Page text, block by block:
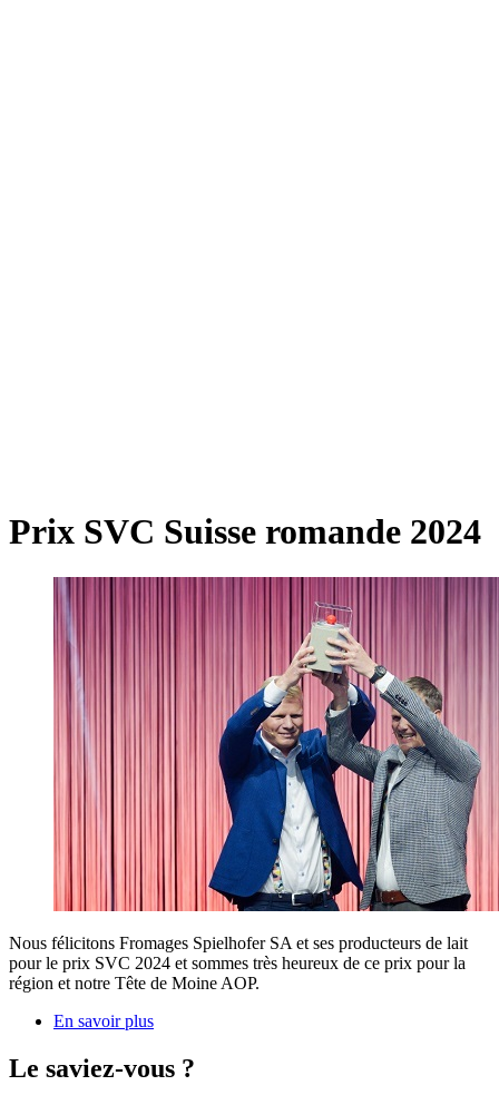
Prix SVC Suisse romande 2024
Nous félicitons Fromages Spielhofer SA et ses producteurs de lait
pour le prix SVC 2024 et sommes très heureux de ce prix pour la
région et notre Tête de Moine AOP.
En savoir plus
Le saviez-vous ?